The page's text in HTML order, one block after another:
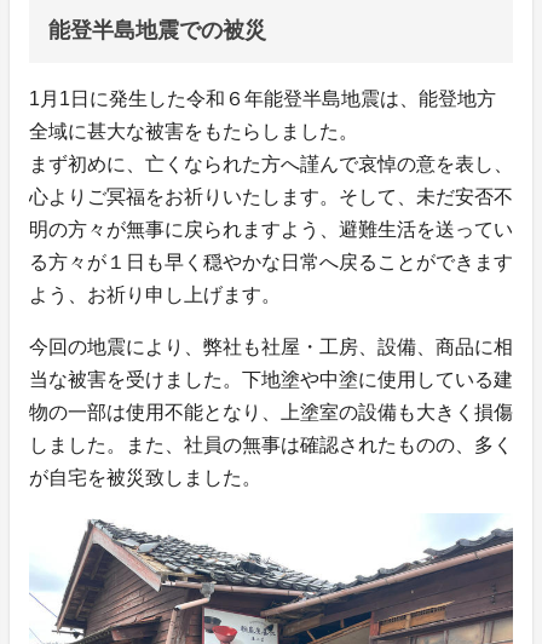
能登半島地震での被災
1月1日に発生した令和６年能登半島地震は、能登地方
全域に甚大な被害をもたらしました。
まず初めに、亡くなられた方へ謹んで哀悼の意を表し、
心よりご冥福をお祈りいたします。そして、未だ安否不
明の方々が無事に戻られますよう、避難生活を送ってい
る方々が１日も早く穏やかな日常へ戻ることができます
よう、お祈り申し上げます。
今回の地震により、弊社も社屋・工房、設備、商品に相
当な被害を受けました。下地塗や中塗に使用している建
物の一部は使用不能となり、上塗室の設備も大きく損傷
しました。また、社員の無事は確認されたものの、多く
が自宅を被災致しました。